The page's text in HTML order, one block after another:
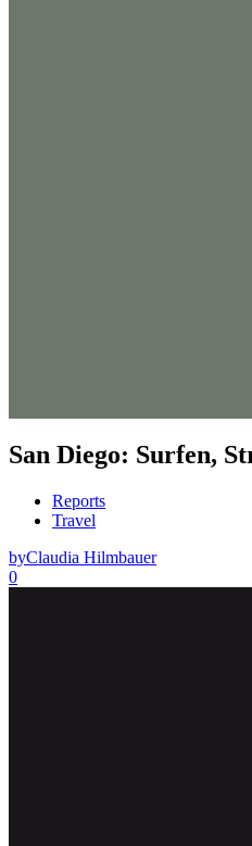
San Diego: Surfen,
Reports
Travel
byClaudia Hilmbauer
0